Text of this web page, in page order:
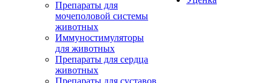
Препараты для
мочеполовой системы
животных
Иммуностимуляторы
для животных
Препараты для сердца
животных
Препараты для суставов